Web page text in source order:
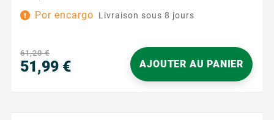
C532DN/C542DN/MC573DN/MC563DN
(46490606/46490402) magenta . Diseñado para
OKI, se integra sin esfuerzo y le permite retomar
rápidamente sus trabajos, ya sean documentos de
oficina, presentaciones o material de marketing. Su
Por encargo Livraison sous 8 jours
61,20 €
51,99 € AJOUTER AU PANIER